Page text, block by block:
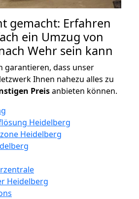
gemacht: Erfahren
ein Umzug von
Wehr sein kann
garantieren, dass unser
Ihnen nahezu alles zu
Preisanbieten können.
Heidelberg
Heidelberg
Heidelberg